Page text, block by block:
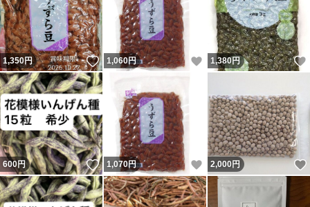
1,350円 いいね！
1,060円 いいね！
1,380円
600円 いいね！
1,070円 いいね！
2,000円